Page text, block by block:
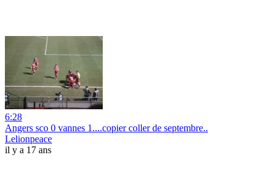
6:28
Angers sco 0 vannes 1....copier coller de septembre..
Lelionpeace
il y a 17 ans